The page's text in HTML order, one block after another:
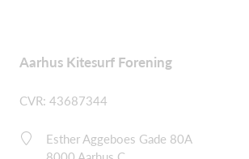
Aarhus Kitesurf Forening
CVR: 43687344
Esther Aggeboes Gade 80A